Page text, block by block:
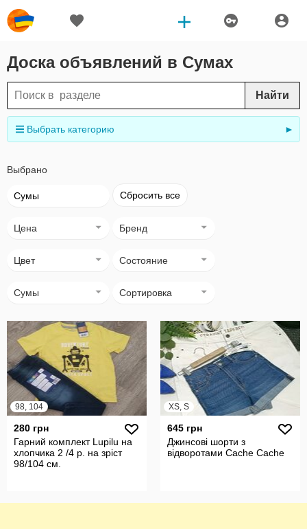
Доска объявлений в Сумах
Найти
Выбрать категорию ►
Выбрано
Сумы Сбросить все
Цена Бренд
Цвет Состояние
Сумы Сортировка
98, 104
280 грн
Гарний комплект Lupilu на
хлопчика 2 /4 р. на зріст
98/104 см.
XS, S
645 грн
Джинсові шорти з
відворотами Cache Cache